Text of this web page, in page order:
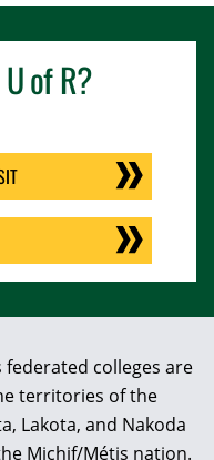
U of R?
colleges are
territories of the
Lakota, and Nakoda
Michif/Métis nation.